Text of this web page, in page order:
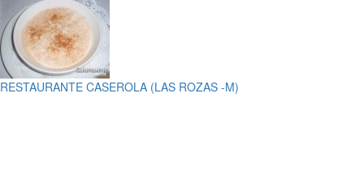
RESTAURANTE CASEROLA (LAS ROZAS -M)